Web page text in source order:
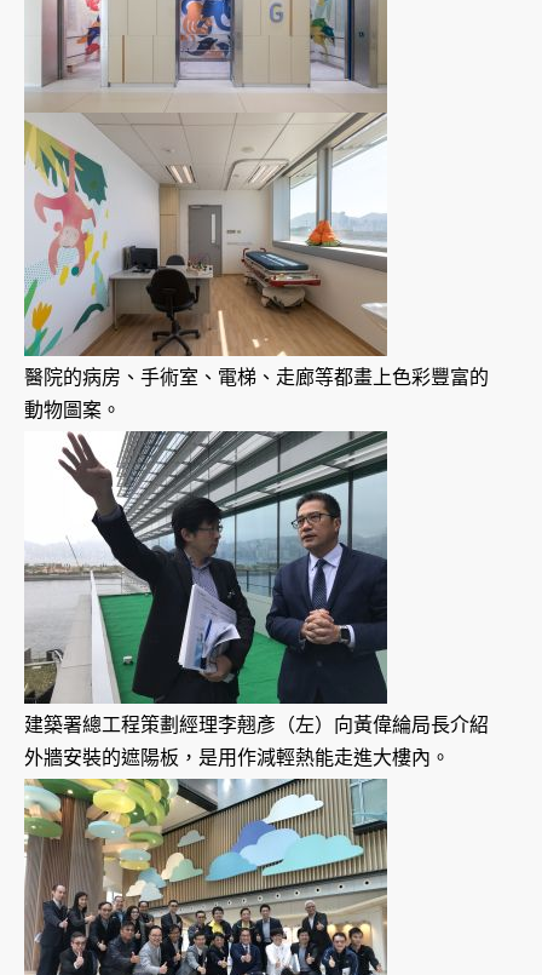
醫院的病房、手術室、電梯、走廊等都畫上色彩豐富的
動物圖案。
建築署總工程策劃經理李翹彥（左）向黃偉綸局長介紹
外牆安裝的遮陽板，是用作減輕熱能走進大樓內。